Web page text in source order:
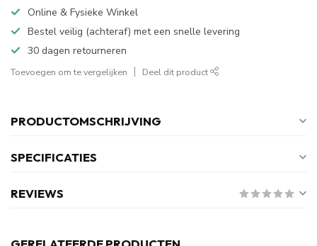
Online & Fysieke Winkel
Bestel veilig (achteraf) met een snelle levering
30 dagen retourneren
Toevoegen om te vergelijken Deel dit product
PRODUCTOMSCHRIJVING
SPECIFICATIES
REVIEWS